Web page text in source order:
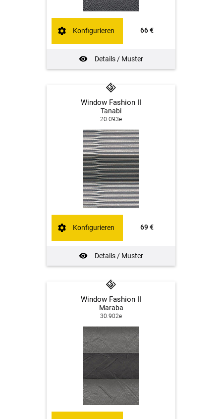
66 €
Details / Muster
Konfigurieren
Window Fashion II
Tanabi
20.093e
69 €
Details / Muster
Konfigurieren
Window Fashion II
Maraba
30.902e